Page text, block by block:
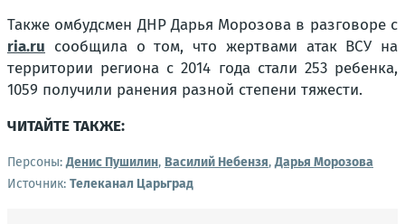
Также омбудсмен ДНР Дарья Морозова в разговоре с
ria.ru сообщила о том, что жертвами атак ВСУ на
территории региона с 2014 года стали 253 ребенка,
1059 получили ранения разной степени тяжести.
ЧИТАЙТЕ ТАКЖЕ:
Персоны: Денис Пушилин, Василий Небензя,Дарья Морозова
Источник: Телеканал Царьград